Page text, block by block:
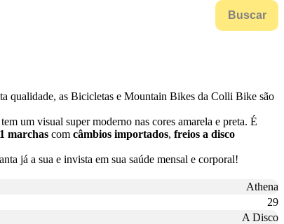
Buscar
qualidade, as Bicicletas e Mountain Bikes da Colli Bike são
um visual super moderno nas cores amarela e preta. É
marchas com câmbios importados, freios a disco
já a sua e invista em sua saúde mensal e corporal!
Athena
29
A Disco